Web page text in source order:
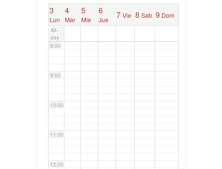
3
Lun
4
Mar
5
Mie
6
Jue 7 Vie 8 Sab 9 Dom
All-
day
7:00
8:00
9:00
10:00
11:00
12:00